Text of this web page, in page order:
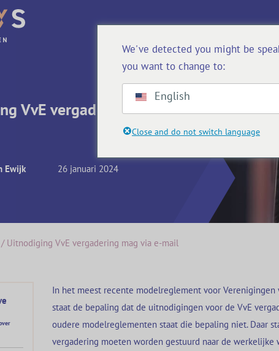
VvE vergadering mag via
Ewijk 26 januari 2024
/ Uitnodiging VvE vergadering mag via e-mail
In het meest recente modelreglement voor Verenigingen
staat de bepaling dat de uitnodigingen voor de VvE
oudere modelreglementen staat die bepaling niet. Daar
vergadering moeten worden gestuurd naar de
We've detected you might be
you want to change to:
English
Close and do not switch language